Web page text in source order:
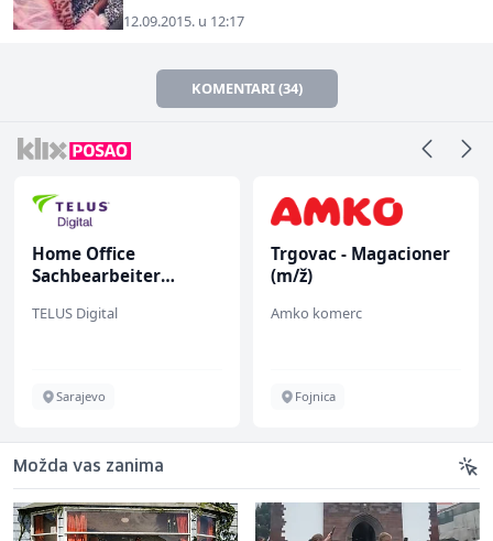
12.09.2015. u 12:17
KOMENTARI (34)
Home Office
Sachbearbeiter
bekannten deutschen
TELUS Digital
Sarajevo
Trgovac - Magacioner
(m/ž)
Amko komerc
Fojnica
Možda vas zanima